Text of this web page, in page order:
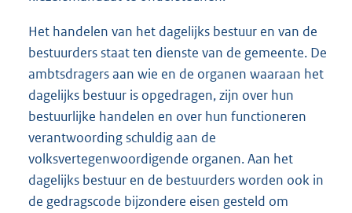
Het handelen van het dagelijks bestuur en van de
bestuurders staat ten dienste van de gemeente. De
ambtsdragers aan wie en de organen waaraan het
dagelijks bestuur is opgedragen, zijn over hun
bestuurlijke handelen en over hun functioneren
verantwoording schuldig aan de
volksvertegenwoordigende organen. Aan het
dagelijks bestuur en de bestuurders worden ook in
de gedragscode bijzondere eisen gesteld om